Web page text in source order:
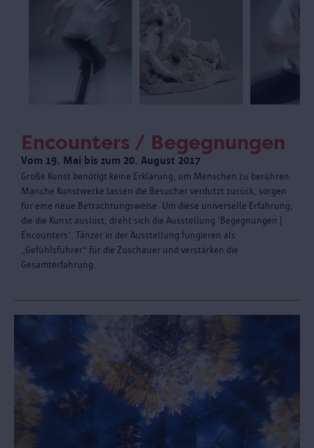
Encounters / Begegnungen
Vom 19. Mai bis zum 20. August 2017
Große Kunst benötigt keine Erklärung, um Menschen zu berühren.
Manche Kunstwerke lassen die Besucher verdutzt zurück, sorgen
für eine neue Betrachtungsweise. Um diese universelle Erfahrung,
die die Kunst auslöst, dreht sich die Ausstellung 'Begegnungen |
Encounters'. Tänzer in der Ausstellung fungieren als
„Gefühlsführer“ für die Zuschauer und verstärken die
Gesamterfahrung.